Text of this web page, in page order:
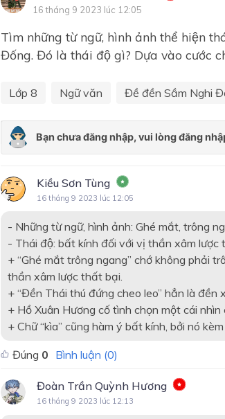
16 tháng 9 2023 lúc 12:05
Tìm những từ ngữ, hình ảnh thể hiện
Đống. Đó là thái độ gì? Dựa vào cước
Lớp 8 Ngữ văn Đề đền Sầm Nghi
Kiều Sơn Tùng
16 tháng 9 2023 lúc 12:05
- Những từ ngữ, hình ảnh: Ghé mắt, trông
- Thái độ: bất kính đối với vị thần xâm lược
+ “Ghé mắt trông ngang” chớ không phải
thần xâm lược thất bại.
+ “Đền Thái thú đứng cheo leo” hẳn là
+ Hồ Xuân Hương cố tình chọn một cái
+ Chữ “kìa” cũng hàm ý bất kính, bởi nó
Đúng 0 Bình luận (0)
Đoàn Trần Quỳnh Hương
16 tháng 9 2023 lúc 12:13